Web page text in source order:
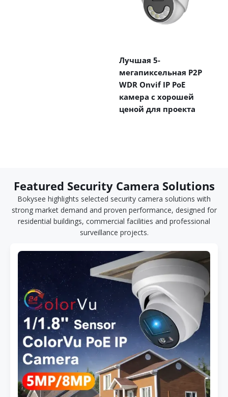
Лучшая 5-
мегапиксельная P2P
WDR Onvif IP PoE
камера с хорошей
ценой для проекта
Featured Security Camera Solutions
Bokysee highlights selected security camera solutions with
strong market demand and proven performance, designed for
residential buildings, commercial facilities and professional
surveillance projects.